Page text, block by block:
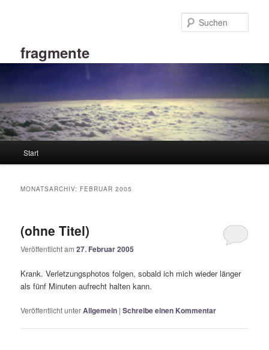
fragmente
Start
MONATSARCHIV: FEBRUAR 2005
(ohne Titel)
Veröffentlicht am27. Februar 2005
Krank. Verletzungsphotos folgen, sobald ich mich wieder länger
als fünf Minuten aufrecht halten kann.
Veröffentlicht unterAllgemein |Schreibe einen Kommentar